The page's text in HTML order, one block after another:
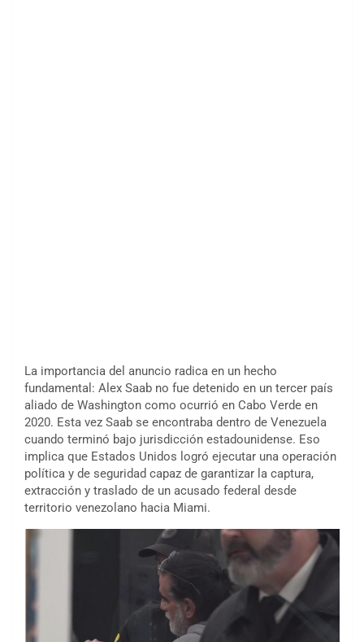
La importancia del anuncio radica en un hecho
fundamental: Alex Saab no fue detenido en un tercer país
aliado de Washington como ocurrió en Cabo Verde en
2020. Esta vez Saab se encontraba dentro de Venezuela
cuando terminó bajo jurisdicción estadounidense. Eso
implica que Estados Unidos logró ejecutar una operación
política y de seguridad capaz de garantizar la captura,
extracción y traslado de un acusado federal desde
territorio venezolano hacia Miami.